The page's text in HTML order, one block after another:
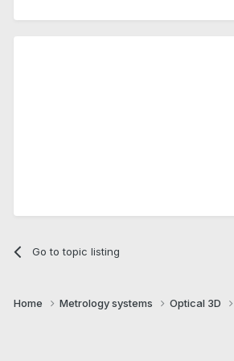
Go to topic listing
Home Metrology systems​ Optical 3D